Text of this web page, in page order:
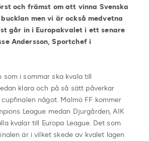
och främst om att vinna Svenska
men vi är också medvetna
går in i Europakvalet i ettsenare
Andersson, Sportchef i
som i sommar ska kvala till
klara och på så sätt påverkar
något. Malmö FF kommer
League medan Djurgården, AIK
kvalar till Europa League. Det som
är i vilket skede av kvalet lagen